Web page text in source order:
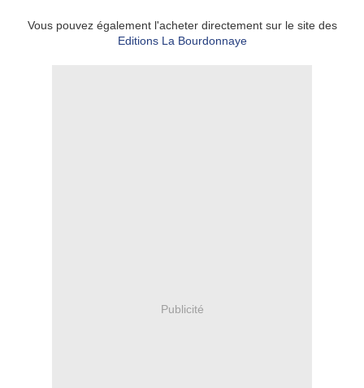
Vous pouvez également l'acheter directement sur le site des
Editions La Bourdonnaye
Publicité